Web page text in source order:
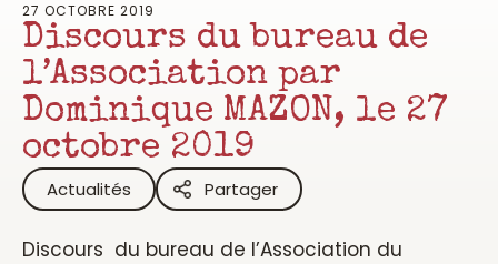
27 OCTOBRE 2019
Discours du bureau de
l’Association par
Dominique MAZON, le 27
octobre 2019
Actualités Partager
Discours du bureau de l’Association du